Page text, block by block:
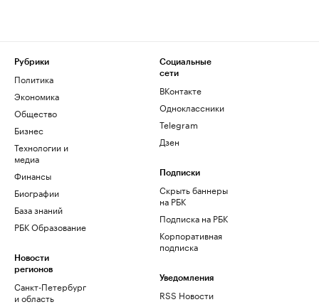
Рубрики
Политика
Экономика
Общество
Бизнес
Технологии и
медиа
Финансы
Биографии
База знаний
РБК Образование
Новости
регионов
Санкт-Петербург
и область
Социальные
сети
ВКонтакте
Одноклассники
Telegram
Дзен
Подписки
Скрыть баннеры
на РБК
Подписка на РБК
Корпоративная
подписка
Уведомления
RSS Новости